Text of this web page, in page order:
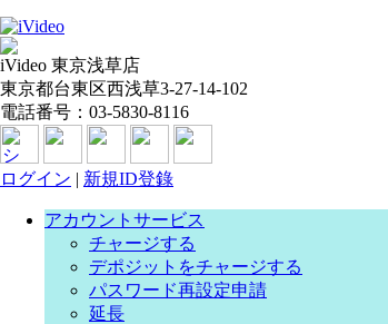
iVideo 東京浅草店
東京都台東区西浅草3-27-14-102
電話番号：03-5830-8116
ログイン | 新規ID登錄
アカウントサービス
チャージする
デポジットをチャージする
パスワード再設定申請
延長